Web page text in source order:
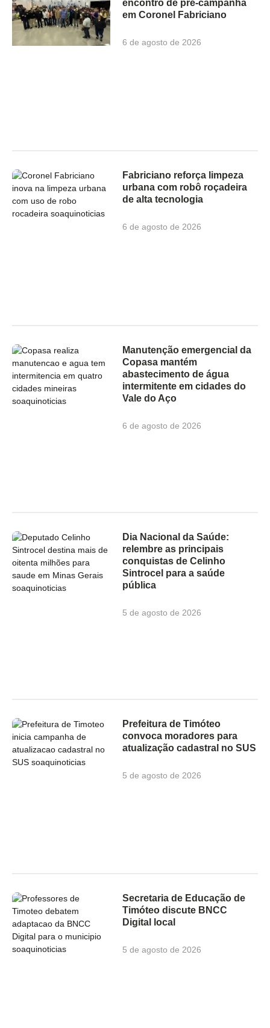
encontro de pré-campanha
em Coronel Fabriciano
6 de agosto de 2026
Fabriciano reforça limpeza
urbana com robô roçadeira
de alta tecnologia
6 de agosto de 2026
Manutenção emergencial da
Copasa mantém
abastecimento de água
intermitente em cidades do
Vale do Aço
6 de agosto de 2026
Dia Nacional da Saúde:
relembre as principais
conquistas de Celinho
Sintrocel para a saúde
pública
5 de agosto de 2026
Prefeitura de Timóteo
convoca moradores para
atualização cadastral no SUS
5 de agosto de 2026
Secretaria de Educação de
Timóteo discute BNCC
Digital local
5 de agosto de 2026